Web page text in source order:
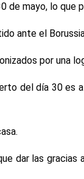
mayo, lo que
ante el
por una
del día 30 es
dar las